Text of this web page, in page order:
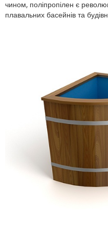
чином, поліпропілен є
плавальних басейнів та